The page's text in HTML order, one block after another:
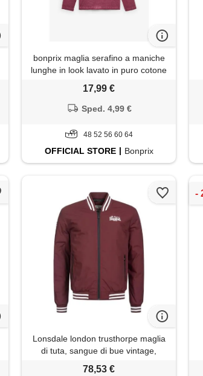
bonprix maglia serafino a maniche
lunghe in look lavato in puro cotone
17,99 €
Sped. 4,99 €
48 52 56 60 64
OFFICIAL STORE Bonprix
Lonsdale london trusthorpe maglia
di tuta, sangue di bue vintage,
medium uomo
78,53 €